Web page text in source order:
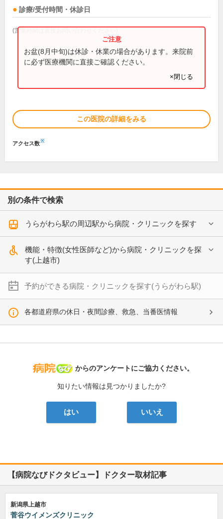
診療/受付時間・休診日
(営業時間は直接お問い合わせください)
お盆(8月中旬)は休診・休業の場合があります。来院前
に必ず医療機関に直接ご確認ください。
×閉じる
この医院の詳細をみる
アクセス数※
別の条件で検索
うらがわら駅の周辺駅から病院・クリニックを探す
機能・特徴(女性医師など)から病院・クリニックを探
す(上越市)
予約ができる病院・クリニックを探す(うらがわら駅)
各都道府県の休日・夜間診療、救急、当番医情報
病院なび
からのアンケートにご協力ください。
知りたい情報は見つかりましたか?
はい いいえ
【病院なびドクタビュー】ドクター取材記事
新潟県上越市
菅谷ウイメンズクリニック